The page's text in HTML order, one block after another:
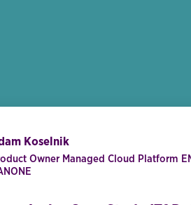
Koselnik
Owner Managed Cloud Platform